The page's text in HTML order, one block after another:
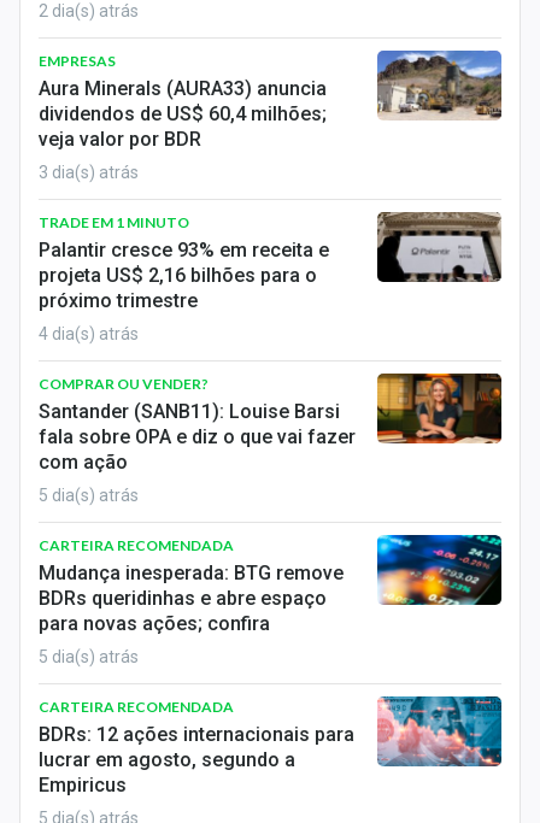
2 dia(s) atrás
EMPRESAS
Aura Minerals (AURA33) anuncia
dividendos de US$ 60,4 milhões;
veja valor por BDR
3 dia(s) atrás
TRADE EM 1 MINUTO
Palantir cresce 93% em receita e
projeta US$ 2,16 bilhões para o
próximo trimestre
4 dia(s) atrás
COMPRAR OU VENDER?
Santander (SANB11): Louise Barsi
fala sobre OPA e diz o que vai fazer
com ação
5 dia(s) atrás
CARTEIRA RECOMENDADA
Mudança inesperada: BTG remove
BDRs queridinhas e abre espaço
para novas ações; confira
5 dia(s) atrás
CARTEIRA RECOMENDADA
BDRs: 12 ações internacionais para
lucrar em agosto, segundo a
Empiricus
5 dia(s) atrás